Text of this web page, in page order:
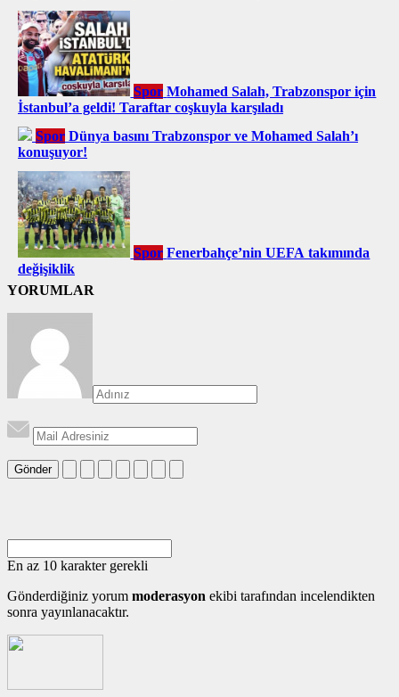
Spor Mohamed Salah, Trabzonspor için
İstanbul’a geldi! Taraftar coşkuyla karşıladı
Spor Dünya basını Trabzonspor ve Mohamed Salah’ı
konuşuyor!
Spor Fenerbahçe’nin UEFA takımında
değişiklik
YORUMLAR
Gönder
En az 10 karakter gerekli
Gönderdiğiniz yorum moderasyon ekibi tarafından incelendikten
sonra yayınlanacaktır.